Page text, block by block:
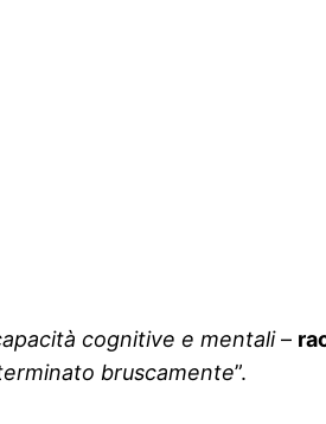
cognitive e mentali–
bruscamente”.